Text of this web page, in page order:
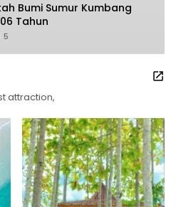
Bumi Sumur Kumbang
Tahun
5
attraction,